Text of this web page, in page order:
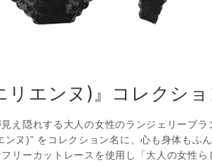
エンヌ)』コレクショ
え隠れする大人の女性のランジェリーブ
ヌ)” をコレクション名に、心も身体もふ
リーカットレースを使用し「大人の女性